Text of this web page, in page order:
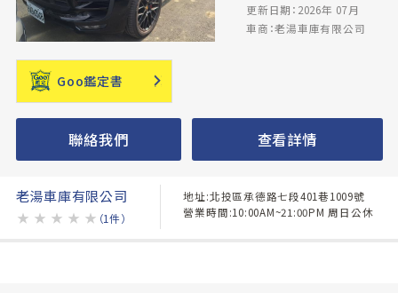
更新日期：2026年 07月
車商：老湯車庫有限公司
Goo鑑定書
聯絡我們 查看詳情
老湯車庫有限公司
★ ★ ★ ★ ★ （1件）
地址:北投區承德路七段401巷1009號
營業時間:10:00AM~21:00PM 周日公休